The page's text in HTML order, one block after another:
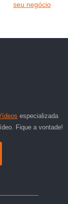
seu negócio
especializada
Fique a vontade!